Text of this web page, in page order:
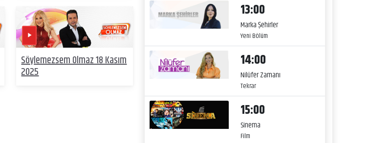
Söylemezsem Olmaz 18 Kasım
2025
13:00
Marka Şehirler
Yeni Bölüm
14:00
Nilüfer Zamanı
Tekrar
15:00
Sinema
Film